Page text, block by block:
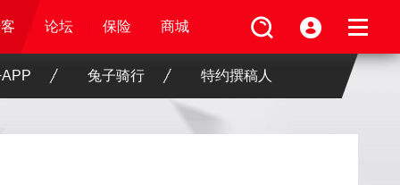
保险
论坛 保险 商城
论坛 保险 商城
论坛 保险 商城
兔子骑行 特约撰稿人